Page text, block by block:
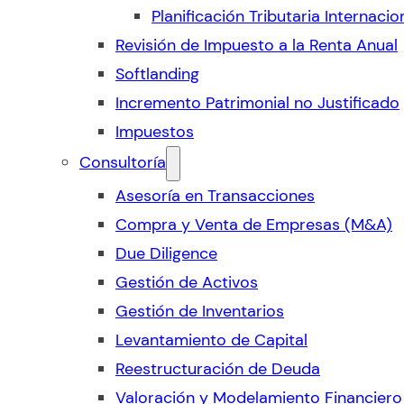
Planificación Tributaria
Revisión de Impuesto a la Renta Anual
Softlanding
Incremento Patrimonial no Justificado
Impuestos
Consultoría
Asesoría en Transacciones
Compra y Venta de Empresas (M&A)
Due Diligence
Gestión de Activos
Gestión de Inventarios
Levantamiento de Capital
Reestructuración de Deuda
Valoración y Modelamiento Financiero